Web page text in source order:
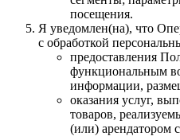
посещения.
Я уведомлен(на), что
с обработкой
предоставления
функциональным
информации,
оказания услуг,
товаров,
(или) арендатором